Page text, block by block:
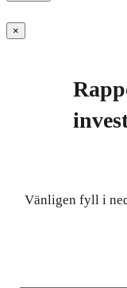
×
Vänligen fyll i